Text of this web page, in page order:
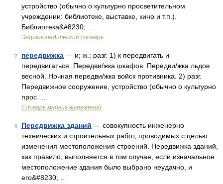
устройство (обычно о культурно просветительном
учреждении: библиотеке, выставке, кино и т.п.).
Библиотека&#8230; …
Энциклопедический словарь
7 передвижка — и; ж.; разг. 1) к передвигать и
передвигаться. Передви/жка шкафов. Передви/жка льдов
весной. Ночная передви/жка войск противника. 2) разг.
Передвижное сооружение, устройство (обычно о культурно
прос …
Словарь многих выражений
8 Передвижка зданий — совокупность инженерно
технических и строительных работ, проводимых с целью
изменения местоположения строений. Передвижка зданий,
как правило, выполняется в том случае, если изначальное
местоположение здания было выбрано неудачно, и
его&#8230; …